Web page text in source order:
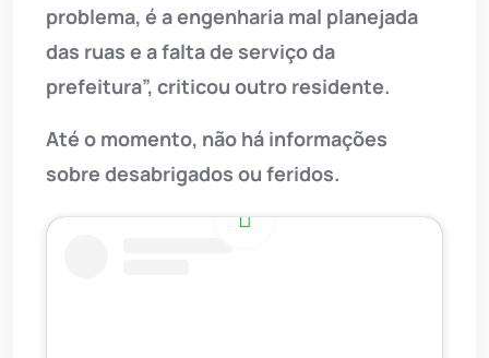
problema, é a engenharia mal planejada
das ruas e a falta de serviço da
prefeitura”, criticou outro residente.
Até o momento, não há informações
sobre desabrigados ou feridos.